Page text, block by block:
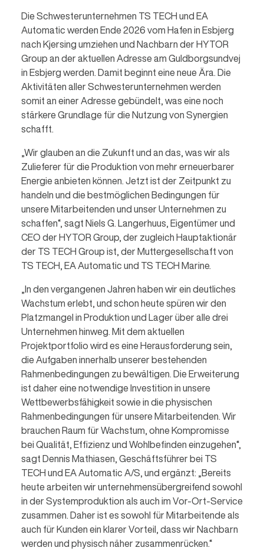
Die Schwesterunternehmen TS TECH und EA
Automatic werden Ende 2026 vom Hafen in Esbjerg
nach Kjersing umziehen und Nachbarn der HYTOR
Group an der aktuellen Adresse am Guldborgsundvej
in Esbjerg werden. Damit beginnt eine neue Ära. Die
Aktivitäten aller Schwesterunternehmen werden
somit an einer Adresse gebündelt, was eine noch
stärkere Grundlage für die Nutzung von Synergien
schafft.
„Wir glauben an die Zukunft und an das, was wir als
Zulieferer für die Produktion von mehr erneuerbarer
Energie anbieten können. Jetzt ist der Zeitpunkt zu
handeln und die bestmöglichen Bedingungen für
unsere Mitarbeitenden und unser Unternehmen zu
schaffen“, sagt Niels G. Langerhuus, Eigentümer und
CEO der HYTOR Group, der zugleich Hauptaktionär
der TS TECH Group ist, der Muttergesellschaft von
TS TECH, EA Automatic und TS TECH Marine.
„In den vergangenen Jahren haben wir ein deutliches
Wachstum erlebt, und schon heute spüren wir den
Platzmangel in Produktion und Lager über alle drei
Unternehmen hinweg. Mit dem aktuellen
Projektportfolio wird es eine Herausforderung sein,
die Aufgaben innerhalb unserer bestehenden
Rahmenbedingungen zu bewältigen. Die Erweiterung
ist daher eine notwendige Investition in unsere
Wettbewerbsfähigkeit sowie in die physischen
Rahmenbedingungen für unsere Mitarbeitenden. Wir
brauchen Raum für Wachstum, ohne Kompromisse
bei Qualität, Effizienz und Wohlbefinden einzugehen“,
sagt Dennis Mathiasen, Geschäftsführer bei TS
TECH und EA Automatic A/S, und ergänzt: „Bereits
heute arbeiten wir unternehmensübergreifend sowohl
in der Systemproduktion als auch im Vor-Ort-Service
zusammen. Daher ist es sowohl für Mitarbeitende als
auch für Kunden ein klarer Vorteil, dass wir Nachbarn
werden und physisch näher zusammenrücken.“